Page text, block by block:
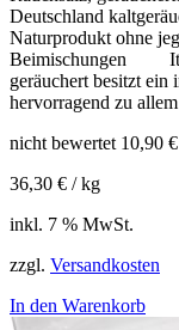
Deutschland
Naturprodukt ohne
Beimischungen
geräuchert besitzt ein
hervorragend zu
nicht bewertet 10,90 €
36,30 € /kg
inkl. 7 % MwSt.
zzgl. Versandkosten
In den Warenkorb